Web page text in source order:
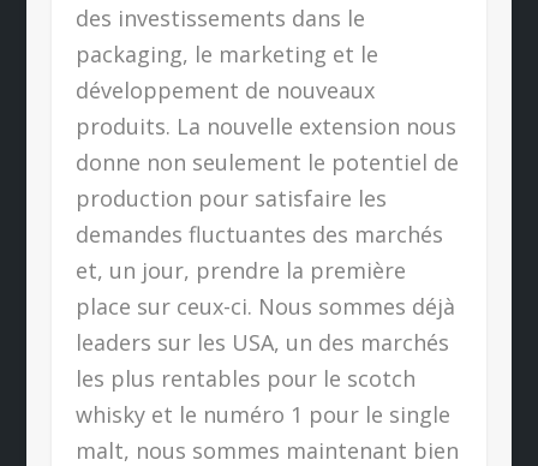
des investissements dans le
packaging, le marketing et le
développement de nouveaux
produits. La nouvelle extension nous
donne non seulement le potentiel de
production pour satisfaire les
demandes fluctuantes des marchés
et, un jour, prendre la première
place sur ceux-ci. Nous sommes déjà
leaders sur les USA, un des marchés
les plus rentables pour le scotch
whisky et le numéro 1 pour le single
malt, nous sommes maintenant bien